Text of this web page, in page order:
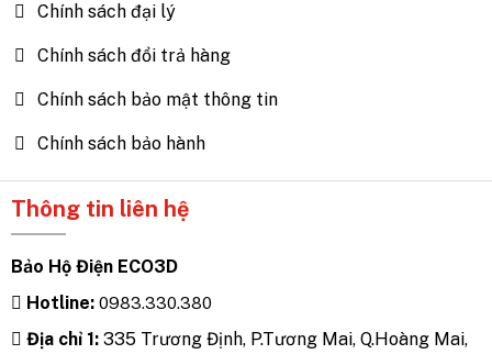
Chính sách đại lý
Chính sách đổi trả hàng
Chính sách bảo mật thông tin
Chính sách bảo hành
Thông tin liên hệ
Bảo Hộ Điện ECO3D
Hotline: 0983.330.380
Địa chỉ 1: 335 Trương Định, P.Tương Mai, Q.Hoàng Mai,